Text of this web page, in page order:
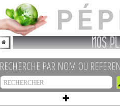
NOS
RECHERCHE PAR NOM OU